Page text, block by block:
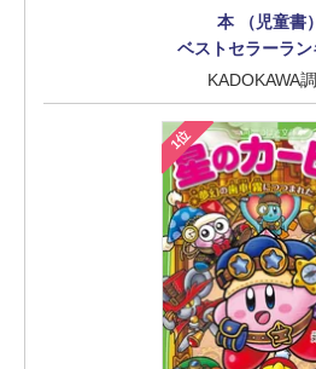
本 （児童書）
ベストセラーラ
KADOKAWA
1位